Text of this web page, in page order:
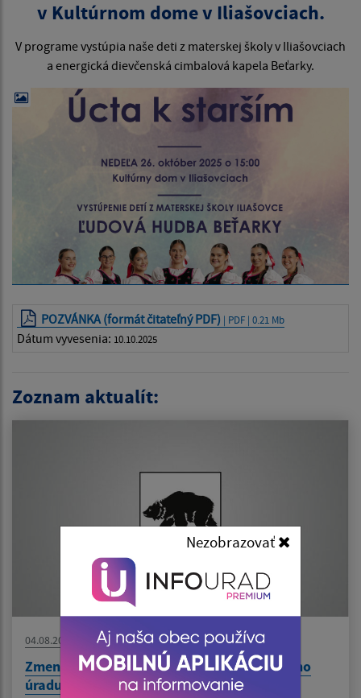
Nezobrazovať
v Kultúrnom dome v Iliašovciach.
V programe vystúpia naše deti z materskej školy v Iliašovciach
a energická dievčenská cimbalová kapela Beťarky.
POZVÁNKA (formát čitateľný PDF) | PDF | 0.21 Mb
Dátum vyvesenia: 10.10.2025
Zoznam aktualít:
04.08.2026
Zmena času počas stránkových dní Obecného
úradu v dňoch od 10.8. do 14.8.2026